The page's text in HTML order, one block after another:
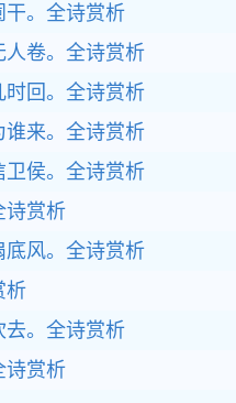
干。全诗赏析
人卷。全诗赏析
时回。全诗赏析
谁来。全诗赏析
卫侯。全诗赏析
诗赏析
底风。全诗赏析
析
去。全诗赏析
诗赏析